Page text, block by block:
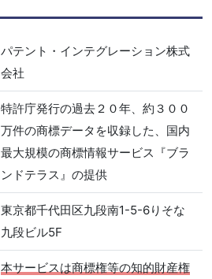
パテント・インテグレーション株式
会社
特許庁発行の過去２０年、約３００
万件の商標データを収録した、国内
最大規模の商標情報サービス『ブラ
ンドテラス』の提供
東京都千代田区九段南1-5-6りそな
九段ビル5F
本サービスは商標権等の知的財産権